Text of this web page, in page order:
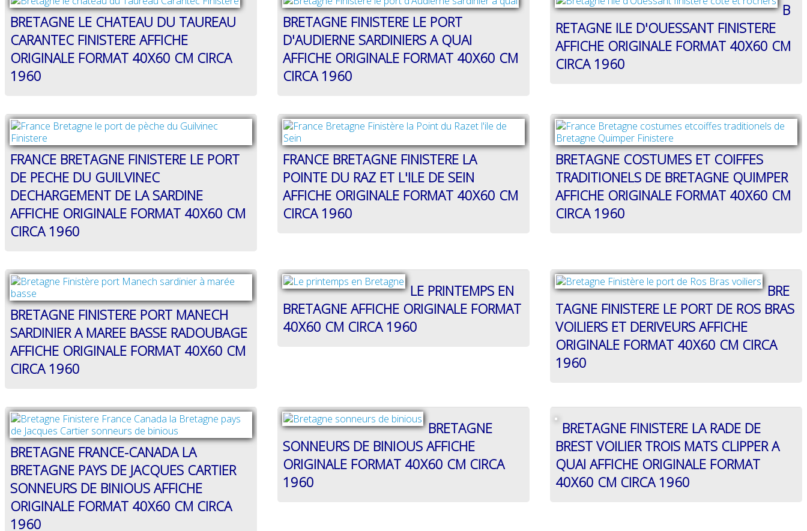
BRETAGNE LE CHATEAU DU TAUREAU
CARANTEC FINISTERE AFFICHE
ORIGINALE FORMAT 40X60 CM CIRCA
1960
BRETAGNE FINISTERE LE PORT
D'AUDIERNE SARDINIERS A QUAI
AFFICHE ORIGINALE FORMAT 40X60 CM
CIRCA 1960
B
RETAGNE ILE D'OUESSANT FINISTERE
AFFICHE ORIGINALE FORMAT 40X60 CM
CIRCA 1960
FRANCE BRETAGNE FINISTERE LE PORT
DE PECHE DU GUILVINEC
DECHARGEMENT DE LA SARDINE
AFFICHE ORIGINALE FORMAT 40X60 CM
CIRCA 1960
FRANCE BRETAGNE FINISTERE LA
POINTE DU RAZ ET L'ILE DE SEIN
AFFICHE ORIGINALE FORMAT 40X60 CM
CIRCA 1960
BRETAGNE COSTUMES ET COIFFES
TRADITIONELS DE BRETAGNE QUIMPER
AFFICHE ORIGINALE FORMAT 40X60 CM
CIRCA 1960
BRETAGNE FINISTERE PORT MANECH
SARDINIER A MAREE BASSE RADOUBAGE
AFFICHE ORIGINALE FORMAT 40X60 CM
CIRCA 1960
LE PRINTEMPS EN
BRETAGNE AFFICHE ORIGINALE FORMAT
40X60 CM CIRCA 1960
BRE
TAGNE FINISTERE LE PORT DE ROS BRAS
VOILIERS ET DERIVEURS AFFICHE
ORIGINALE FORMAT 40X60 CM CIRCA
1960
BRETAGNE FRANCE-CANADA LA
BRETAGNE PAYS DE JACQUES CARTIER
SONNEURS DE BINIOUS AFFICHE
ORIGINALE FORMAT 40X60 CM CIRCA
1960
BRETAGNE
SONNEURS DE BINIOUS AFFICHE
ORIGINALE FORMAT 40X60 CM CIRCA
1960
BRETAGNE FINISTERE LA RADE DE
BREST VOILIER TROIS MATS CLIPPER A
QUAI AFFICHE ORIGINALE FORMAT
40X60 CM CIRCA 1960